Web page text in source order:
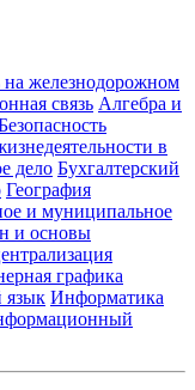
на железнодорожном
связь Алгебра и
в
дело Бухгалтерский
География
и муниципальное
и основы
графика
язык Информатика